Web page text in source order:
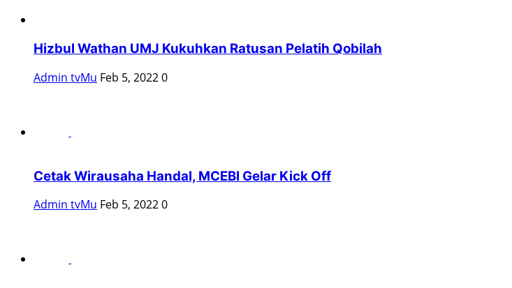
Hizbul Wathan UMJ Kukuhkan Ratusan Pelatih Qobilah
Admin tvMu Feb 5, 20220
Cetak Wirausaha Handal, MCEBI Gelar Kick Off
Admin tvMu Feb 5, 20220